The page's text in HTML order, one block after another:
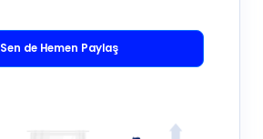
Sen de Hemen Paylaş